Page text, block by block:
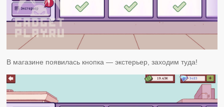
В магазине появилась кнопка — экстерьер, заходим туда!